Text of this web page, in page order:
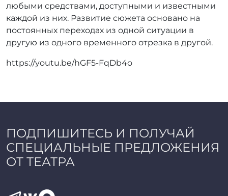
любыми средствами, доступными и известными
каждой из них. Развитие сюжета основано на
постоянных переходах из одной ситуации в
другую из одного временного отрезка в другой.
https://youtu.be/hGF5-FqDb4o
ПОДПИШИТЕСЬ И ПОЛУЧАЙ
СПЕЦИАЛЬНЫЕ ПРЕДЛОЖЕНИЯ
ОТ ТЕАТРА